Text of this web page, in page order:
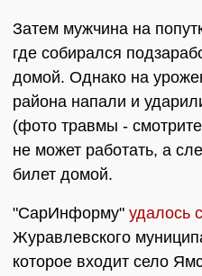
Затем мужчина на
где собирался
домой. Однако на
района напали и
(фото травмы -
не может работать, а
билет домой.
"СарИнформу" удалось
Журавлевского
которое входит село